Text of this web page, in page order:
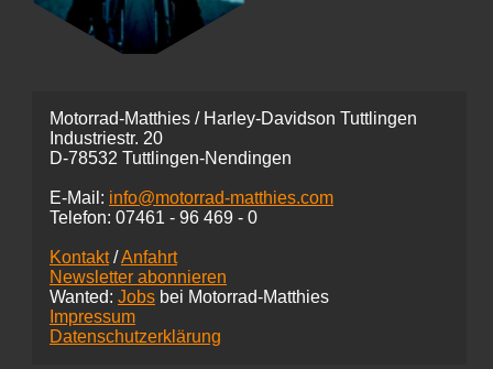
Motorrad-Matthies / Harley-Davidson Tuttlingen
Industriestr. 20
D-78532 Tuttlingen-Nendingen
E-Mail: info@motorrad-matthies.com
Telefon: 07461 - 96 469 - 0
Kontakt/Anfahrt
Newsletter abonnieren
Wanted: Jobs bei Motorrad-Matthies
Impressum
Datenschutzerklärung